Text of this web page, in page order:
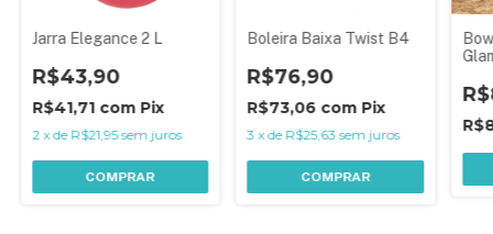
Jarra Elegance 2 L
R$43,90
R$41,71 com Pix
2 xde R$21,95 sem juros
COMPRAR
Boleira Baixa Twist B4
R$76,90
R$73,06 com Pix
3 xde R$25,63 sem juros
COMPRAR